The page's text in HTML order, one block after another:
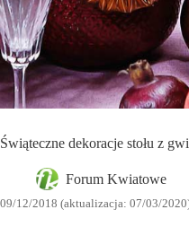
Świąteczne dekoracje stołu z
Forum Kwiatowe
09/12/2018 (aktualizacja: 07/03/